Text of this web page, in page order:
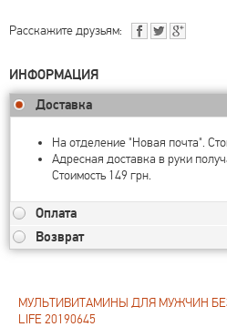
Расскажите друзьям:
ИНФОРМАЦИЯ
Доставка
На отделение "Новая почта".
Адресная доставка в руки
Стоимость 149 грн.
Оплата
Возврат
МУЛЬТИВИТАМИНЫ ДЛЯ МУЖЧИН БЕЗ
LIFE 20190645